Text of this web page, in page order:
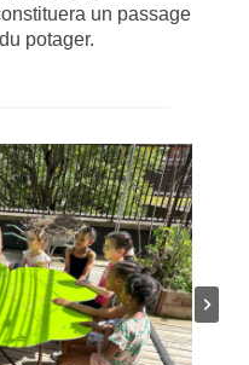
un passage
potager.